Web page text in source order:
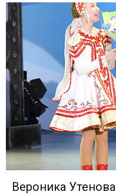
Вероника Утенова